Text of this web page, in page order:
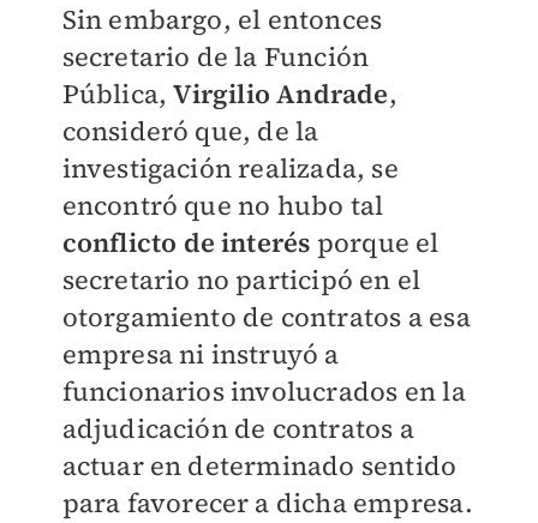
Sin embargo, el entonces
secretario de la Función
Pública,Virgilio Andrade,
consideró que, de la
investigación realizada, se
encontró que no hubo tal
conflicto de interés porque el
secretario no participó en el
otorgamiento de contratos a esa
empresa ni instruyó a
funcionarios involucrados en la
adjudicación de contratos a
actuar en determinado sentido
para favorecer a dicha empresa.